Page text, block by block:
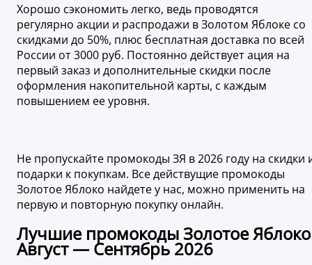
Хорошо сэкономить легко, ведь проводятся
регулярно акции и распродажи в Золотом Яблоке со
скидками до 50%, плюс бесплатная доставка по всей
России от 3000 руб. Постоянно действует ация на
первый заказ и дополнительные скидки после
оформления накопительной карты, с каждым
повышением ее уровня.
Не пропускайте промокоды ЗЯ в 2026 году на скидки
подарки к покупкам. Все действущие промокоды
Золотое Яблоко найдете у нас, можно применить на
первую и повторную покупку онлайн.
Лучшие промокоды Золотое Яблоко
Август — Сентябрь 2026